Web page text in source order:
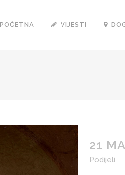
POČETNA VIJESTI
21
Podijeli